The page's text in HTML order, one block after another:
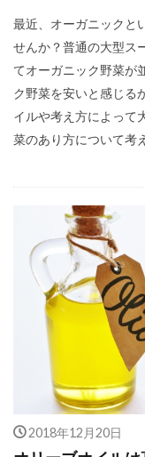
最近、オーガニックと
せんか？普通の大型ス
てオーガニック野菜が
ク野菜を安いと感じる
イルや考え方によって
菜のあり方について考
2018年12月20日